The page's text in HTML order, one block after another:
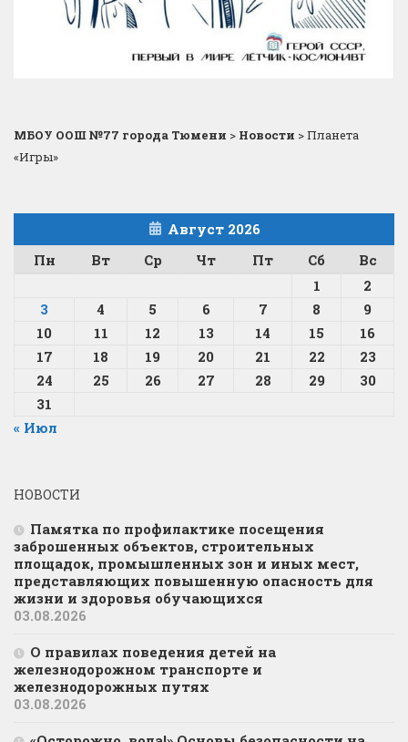
МБОУ ООШ №77 города Тюмени > Новости >Планета
«Игры»
Август 2026
Пн
Вт Ср Чт Пт Сб
Вс
1
2
3
4 5 6 7 8
9
10
11 12 13 14 15
16
17
18 19 20 21 22
23
24
25 26 27 28 29
30
31
« Июл
НОВОСТИ
Памятка по профилактике посещения
заброшенных объектов, строительных
площадок, промышленных зон и иных мест,
представляющих повышенную опасность для
жизни и здоровья обучающихся
03.08.2026
О правилах поведения детей на
железнодорожном транспорте и
железнодорожных путях
03.08.2026